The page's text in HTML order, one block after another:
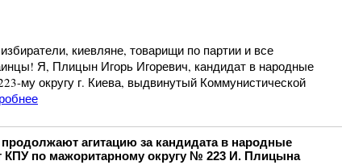
киевляне, товарищи по партии и все
Я, Плицын Игорь Игоревич, кандидат в народные
му округу г. Киева, выдвинутый Коммунистической
агитацию за кандидата в народные
КПУ по мажоритарному округу № 223 И. Плицына